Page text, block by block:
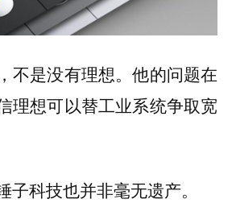
不是没有理想。他的问题在
理想可以替工业系统争取宽
子科技也并非毫无遗产。